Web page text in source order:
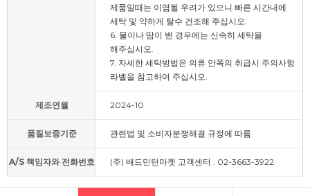
제품일때는 이염될 우려가 있으니 빠른 시간내에
세탁 및 약하게 탈수 건조해 주십시오.
6. 물이나 땀이 밴 경우에는 신속히 세탁을
해주십시오.
7. 자세한 세탁방법은 의류 안쪽의 취급시 주의사항
라벨을 참고하여 주십시오.
제조연월 2024-10
품질보증기준 관련법 및 소비자분쟁해결 규정에 따름
A/S 책임자와 전화번호 (주) 배드민턴마켓 고객센터 : 02-3663-3922